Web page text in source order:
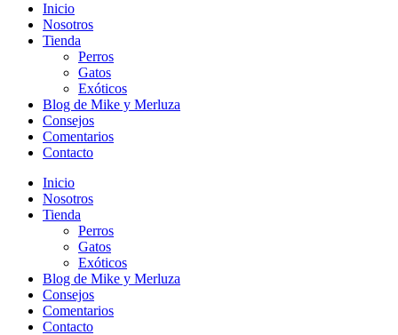
Inicio
Nosotros
Tienda
Perros
Gatos
Exóticos
Blog de Mike y Merluza
Consejos
Comentarios
Contacto
Inicio
Nosotros
Tienda
Perros
Gatos
Exóticos
Blog de Mike y Merluza
Consejos
Comentarios
Contacto